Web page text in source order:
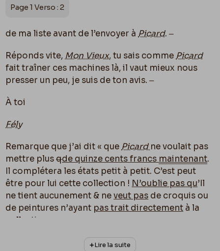
Page 1 Verso : 2
de ma liste avant de l’envoyer à Picard. ‒
Réponds vite, Mon Vieux, tu sais comme Picard
fait traîner ces machines là, il vaut mieux nous
presser un peu, je suis de ton avis. ‒
À toi
Fély
Remarque que j’ai dit « que Picard ne voulait pas
mettre plusqde quinze cents francs maintenant.
Il complétera les états petit à petit. C’est peut
être pour lui cette collection ! N’oublie pas qu’Il
ne tient aucunement & neveut pas de croquis ou
de peintures n’ayant pas trait directement à la
collection.
Il compte faire plus tard une collection de
Lire la suite